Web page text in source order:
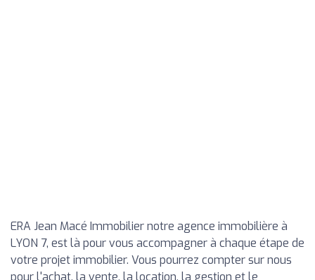
ERA Jean Macé Immobilier notre agence immobilière à
LYON 7, est là pour vous accompagner à chaque étape de
votre projet immobilier. Vous pourrez compter sur nous
pour l'achat, la vente, la location, la gestion et le